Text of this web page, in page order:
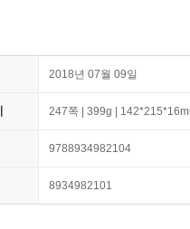
2018년 07월 09일
247쪽 | 399g |
9788934982104
8934982101